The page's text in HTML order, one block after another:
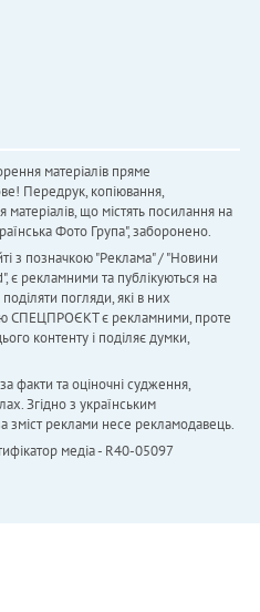
матеріалів пряме
Передрук, копіювання,
що містять посилання на
Фото Група", заборонено.
з позначкою "Реклама" / "Новини
є рекламними та публікуються на
погляди, які в них
СПЕЦПРОЄКТ є рекламними, проте
контенту і поділяє думки,
факти та оціночні судження,
Згідно з українським
зміст реклами несе рекламодавець.
медіа - R40-05097